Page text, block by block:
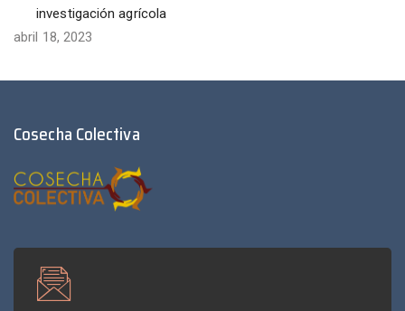
investigación agrícola
abril 18, 2023
Cosecha Colectiva